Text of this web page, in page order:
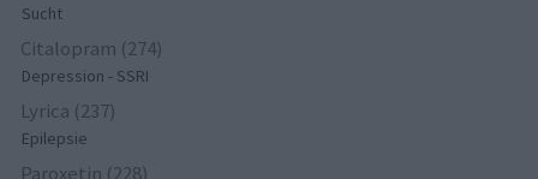
Sucht
Citalopram (274)
Depression - SSRI
Lyrica (237)
Epilepsie
Paroxetin (228)